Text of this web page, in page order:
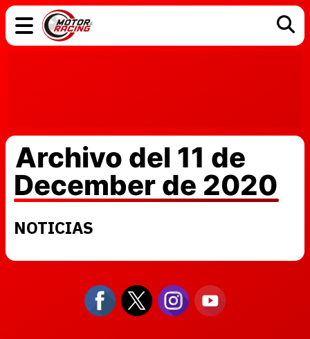
Archivo del 11 de
December de 2020
NOTICIAS